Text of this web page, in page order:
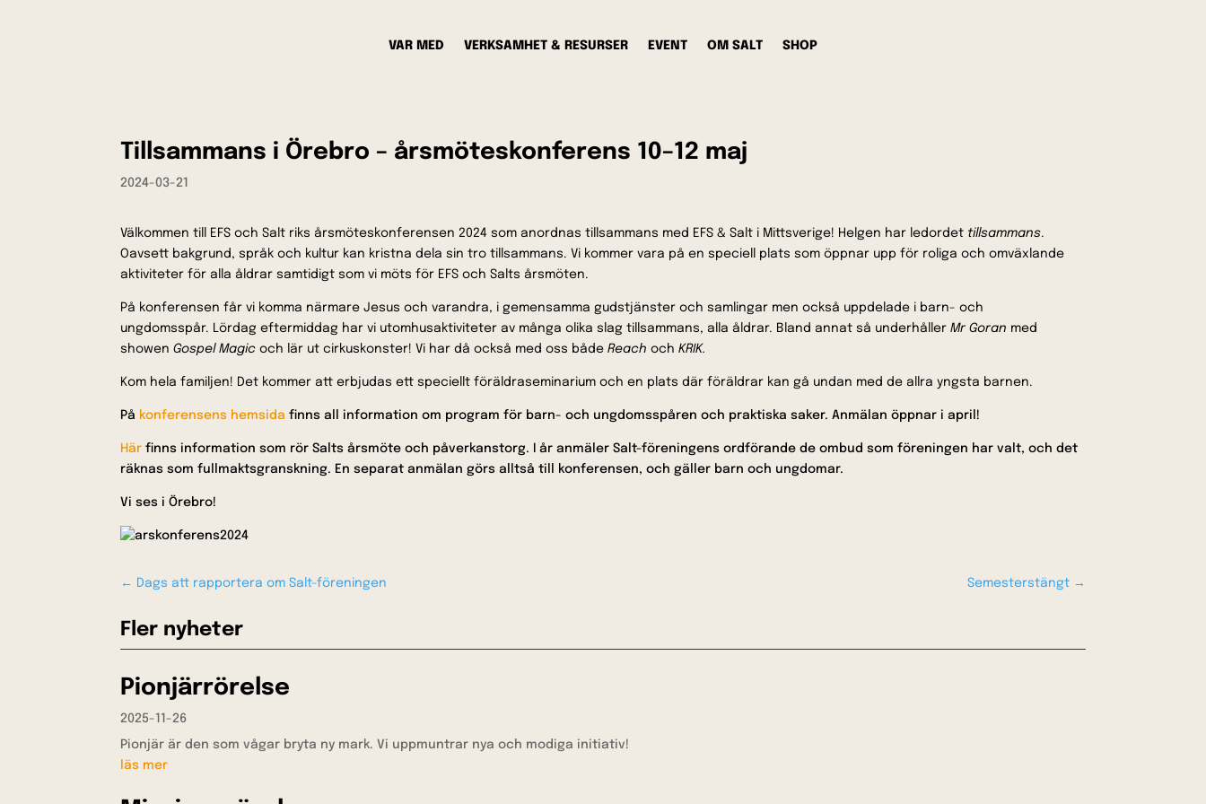
VAR MED VERKSAMHET & RESURSER EVENT OM SALT SHOP
Tillsammans i Örebro – årsmöteskonferens 10–12 maj
2024-03-21
Välkommen till EFS och Salt riks årsmöteskonferensen 2024 som anordnas tillsammans med EFS & Salt i Mittsverige! Helgen har ledordet tillsammans.
Oavsett bakgrund, språk och kultur kan kristna dela sin tro tillsammans. Vi kommer vara på en speciell plats som öppnar upp för roliga och omväxlande
aktiviteter för alla åldrar samtidigt som vi möts för EFS och Salts årsmöten.
På konferensen får vi komma närmare Jesus och varandra, i gemensamma gudstjänster och samlingar men också uppdelade i barn- och
ungdomsspår. Lördag eftermiddag har vi utomhusaktiviteter av många olika slag tillsammans, alla åldrar. Bland annat så underhållerMr Goran med
showenGospel Magic och lär ut cirkuskonster! Vi har då också med oss bådeReach ochKRIK.
Kom hela familjen! Det kommer att erbjudas ett speciellt föräldraseminarium och en plats där föräldrar kan gå undan med de allra yngsta barnen.
På konferensens hemsida finns all information om program för barn- och ungdomsspåren och praktiska saker. Anmälan öppnar i april!
Här finns information som rör Salts årsmöte och påverkanstorg. I år anmäler Salt-föreningens ordförande de ombud som föreningen har valt, och det
räknas som fullmaktsgranskning. En separat anmälan görs alltså till konferensen, och gäller barn och ungdomar.
Vi ses i Örebro!
← Dags att rapportera om Salt-föreningen Semesterstängt→
Fler nyheter
Pionjärrörelse
2025-11-26
Pionjär är den som vågar bryta ny mark. Vi uppmuntrar nya och modiga initiativ!
läs mer